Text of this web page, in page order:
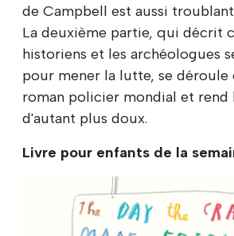
de Campbell est aussi
La deuxième partie, qui décrit
historiens et les archéologues
pour mener la lutte, se déroule
roman policier mondial et rend
d'autant plus doux.
Livre pour enfants de la